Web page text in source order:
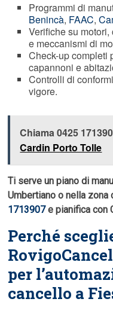
Programmi di
Benincà, FAAC,
Verifiche su
e meccanismi di
Check-up completi
capannoni e
Controlli di
vigore.
Chiama 0425
Cardin Porto Tolle
Ti serve un piano di
Umbertiano o nella
1713907e pianifica con
Perché
per
cancello a